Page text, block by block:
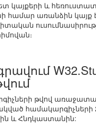
կայքերի և
առանձին կայք
թվով
և Հնդկաստանին: